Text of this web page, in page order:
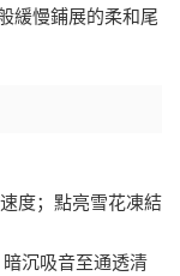
緩慢鋪展的柔和尾
度；點亮雪花凍結
沉吸音至通透清